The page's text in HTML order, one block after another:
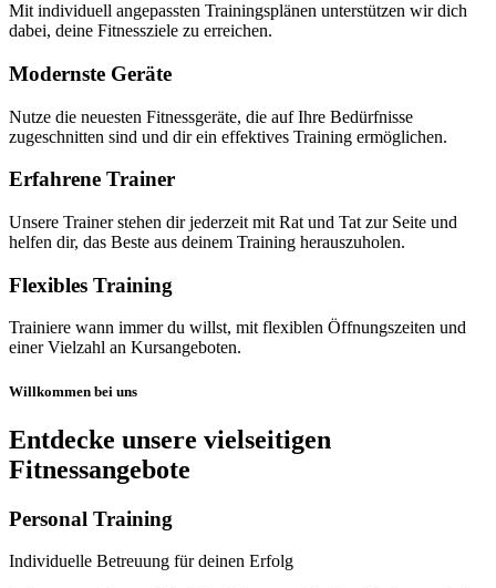
Mit individuell angepassten Trainingsplänen unterstützen wir dich
dabei, deine Fitnessziele zu erreichen.
Modernste Geräte
Nutze die neuesten Fitnessgeräte, die auf Ihre Bedürfnisse
zugeschnitten sind und dir ein effektives Training ermöglichen.
Erfahrene Trainer
Unsere Trainer stehen dir jederzeit mit Rat und Tat zur Seite und
helfen dir, das Beste aus deinem Training herauszuholen.
Flexibles Training
Trainiere wann immer du willst, mit flexiblen Öffnungszeiten und
einer Vielzahl an Kursangeboten.
Willkommen bei uns
Entdecke unsere vielseitigen
Fitnessangebote
Personal Training
Individuelle Betreuung für deinen Erfolg